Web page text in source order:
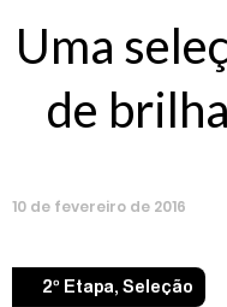
Uma
de
10 de fevereiro de 2016
2º Etapa, Seleção